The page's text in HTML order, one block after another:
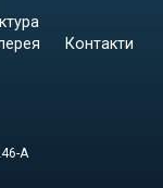
Контакти
А